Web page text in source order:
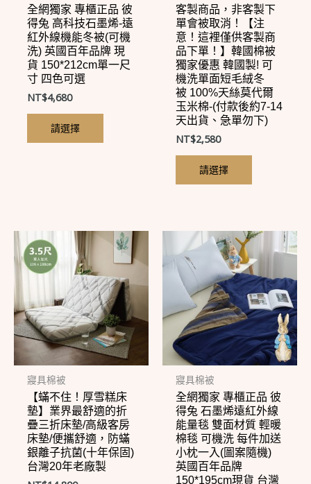
全網獨家 專櫃正品 彼
得兔 高科技石墨烯-遠
紅外線機能冬被(可機
洗) 英國百年品牌 現
貨 150*212cm單一尺
寸 四色可選
NT$4,680
請選擇
可
在
產
品
面
客製商品，非客製下
單會被取消！【注
意！這裡僅供客製商
品下單！】韓國棉被
獨家優惠 韓國製! 可
機洗單面短毛絨冬
被 100%天絲莫代爾
玉米棉-(付款後約7-14
天出貨、急單勿下)
NT$2,580
請選擇
可
在
產
品
頁
面
擇
寢具棉被
【蟎不住！厚雪糕床
墊】業界最舒適的折
疊三折床墊/高級客房
床墊/便攜舒適，防蟎
銀離子抗菌(十年保固)
台灣20年老廠製
此
產
品
有
多
種
款
可
在
產
品
寢具棉被
全網獨家 專櫃正品 彼
得兔 石墨烯遠紅外線
能量毯 雙面材質 輕暖
棉毯 可機洗 每件加送
小枕一入(圖案隨機)
英國百年品牌
150*195cm現貨 台灣
此
產
品
有
多
種
款
可
在
產
品
頁